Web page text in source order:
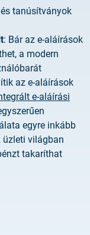
tanúsítványok
: Bár az e-aláírások
a modern
az e-aláírások
e-aláírási
egyre inkább
üzleti világban
takaríthat